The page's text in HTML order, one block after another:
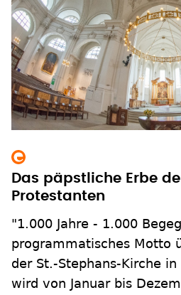
Das päpstliche Erbe
Protestanten
"1.000 Jahre - 1.000
programmatisches Motto
der St.-Stephans-Kirche
wird von Januar bis